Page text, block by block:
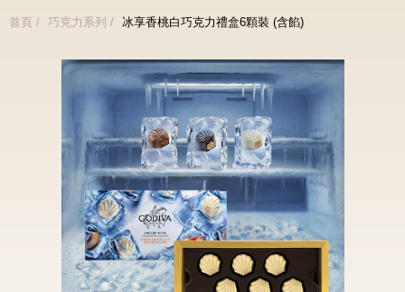
童趣系列
婚禮系列
新品 / 季節性商品
歡聚系列
百年限定系列
冰享系列
冰淇淋
蛋糕
首頁 巧克力系列 冰享香桃白巧克力禮盒6顆裝 (含餡)